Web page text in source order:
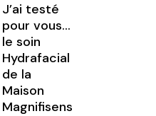
J’ai testé
pour vous…
le soin
Hydrafacial
de la
Maison
Magnifisens